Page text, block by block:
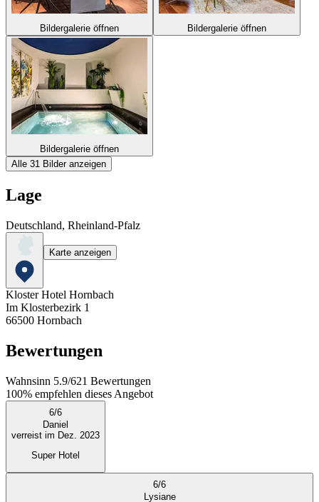
Bildergalerie öffnen Bildergalerie öffnen
Bildergalerie öffnen
Alle 31 Bilder anzeigen
Lage
Deutschland, Rheinland-Pfalz
Karte anzeigen
Kloster Hotel Hornbach
Im Klosterbezirk 1
66500 Hornbach
Bewertungen
Wahnsinn 5.9/621 Bewertungen
100% empfehlen dieses Angebot
6/6
Daniel
verreist im Dez. 2023
Super Hotel
6/6
Lysiane